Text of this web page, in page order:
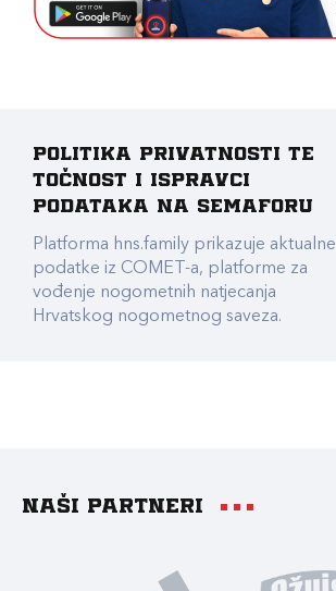
Politika privatnosti te
točnost i ispravci
podataka na Semaforu
Platforma hns.family prikazuje aktualne
podatke iz COMET-a, platforme za
vođenje nogometnih natjecanja
Hrvatskog nogometnog saveza.
Naši partneri